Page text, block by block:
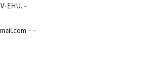
EHU. –
– –